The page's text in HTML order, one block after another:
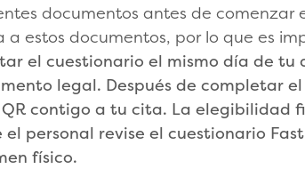
documentos antes de comenzar
a estos documentos, por lo que es
el cuestionario el mismo día de tu
legal. Después de completar
contigo a tu cita. La elegibilidad
personal revise el cuestionario
físico.